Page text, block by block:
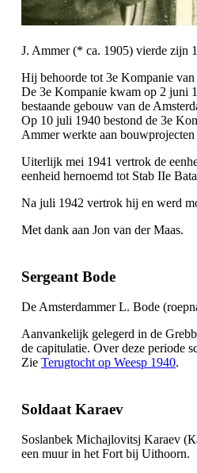
J. Ammer (* ca. 1905) vierde zijn
Hij behoorde tot 3e Kompanie
De 3e Kompanie kwam op 2 juni
bestaande gebouw van de
Op 10 juli 1940 bestond de 3e
Ammer werkte aan bouwprojecten
Uiterlijk mei 1941 vertrok de
eenheid hernoemd tot Stab IIe
Na juli 1942 vertrok hij en werd
Met dank aan Jon van der Maas.
Sergeant Bode
De Amsterdammer L. Bode
Aanvankelijk gelegerd in de
de capitulatie. Over deze periode
Zie Terugtocht op Weesp 1940.
Soldaat Karaev
Soslanbek Michajlovitsj Karaev
een muur in het Fort bij Uithoorn.